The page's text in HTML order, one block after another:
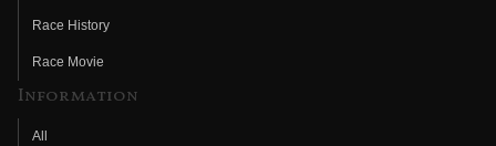
Race History
Race Movie
Information
All